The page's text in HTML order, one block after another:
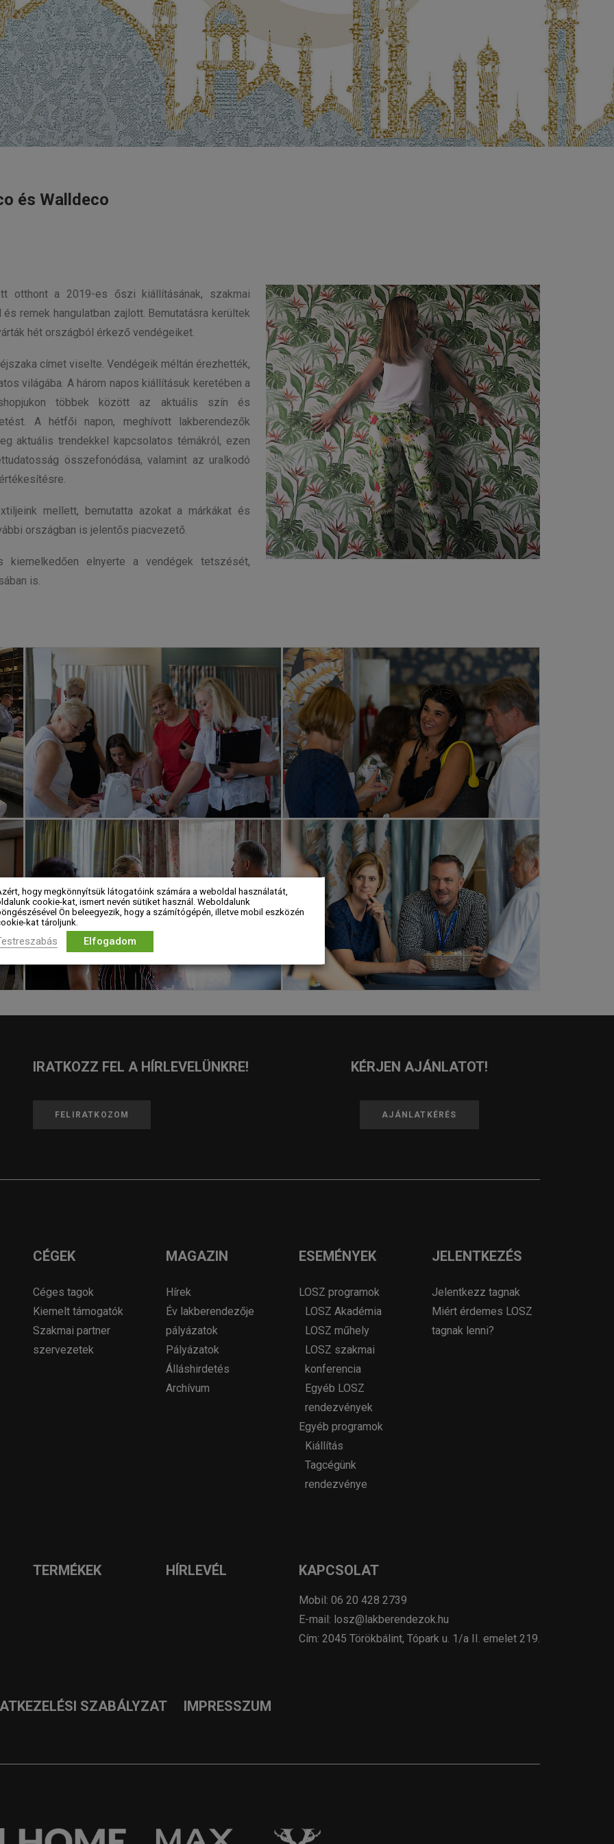
és Walldeco
otthont a 2019-es őszi kiállításának, szakmai
remek hangulatban zajlott. Bemutatásra kerültek
hét országból érkező vendégeiket.
címet viselte. Vendégeik méltán érezhették,
világába. A három napos kiállításuk keretében a
többek között az aktuális szín és
A hétfői napon, meghívott lakberendezők
aktuális trendekkel kapcsolatos témákról, ezen
összefonódása, valamint az uralkodó
mellett, bemutatta azokat a márkákat és
országban is jelentős piacvezető.
elnyerte a vendégek tetszését,
is.
IRATKOZZ FEL A HÍRLEVELÜNKRE!
FELIRATKOZOM
KÉRJEN AJÁNLATOT!
AJÁNLATKÉRÉS
CÉGEK
Céges tagok
Kiemelt támogatók
Szakmai partner
szervezetek
MAGAZIN
Hírek
Év lakberendezője
pályázatok
Pályázatok
Álláshirdetés
Archívum
ESEMÉNYEK
LOSZ programok
LOSZ Akadémia
LOSZ műhely
LOSZ szakmai
konferencia
Egyéb LOSZ
rendezvények
Egyéb programok
Kiállítás
Tagcégünk
rendezvénye
JELENTKEZÉS
Jelentkezz tagnak
Miért érdemes LOSZ
tagnak lenni?
TERMÉKEK HÍRLEVÉL KAPCSOLAT
Mobil: 06 20 428 2739
E-mail: losz@lakberendezok.hu
Cím: 2045 Törökbálint, Tópark u. 1/a II. emelet 219.
SZABÁLYZAT IMPRESSZUM
hogy megkönnyítsük látogatóink számára a weboldal használatát,
cookie-kat, ismert nevén sütiket használ. Weboldalunk
Ön beleegyezik, hogy a számítógépén, illetve mobil eszközén
kat tároljunk.
Elfogadom